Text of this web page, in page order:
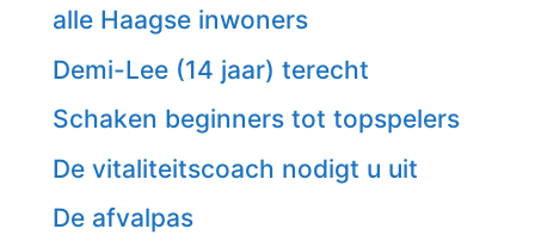
alle Haagse inwoners
Demi-Lee (14 jaar) terecht
Schaken beginners tot topspelers
De vitaliteitscoach nodigt u uit
De afvalpas